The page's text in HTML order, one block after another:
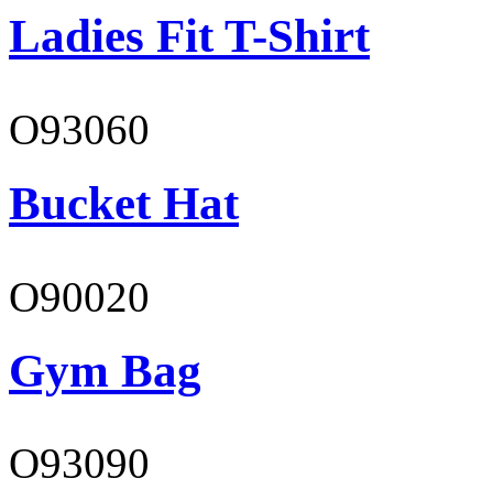
Ladies Fit T-Shirt
O93060
Bucket Hat
O90020
Gym Bag
O93090